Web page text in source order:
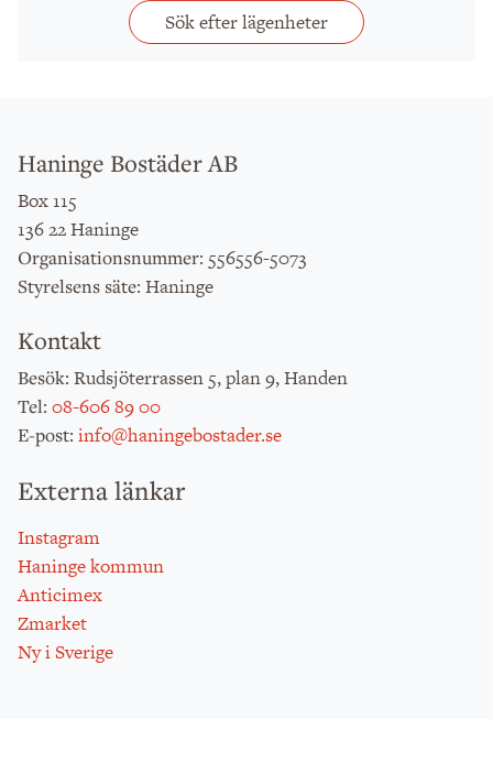
Sök efter lägenheter
Haninge Bostäder AB
Box 115
136 22 Haninge
Organisationsnummer: 556556-5073
Styrelsens säte: Haninge
Kontakt
Besök: Rudsjöterrassen 5, plan 9, Handen
Tel: 08-606 89 00
E-post: info@haningebostader.se
Externa länkar
Instagram
Haninge kommun
Anticimex
Zmarket
Ny i Sverige